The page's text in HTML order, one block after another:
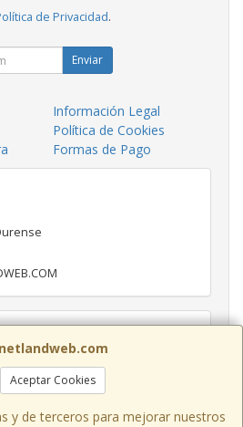
Aceptar Cookies
y de terceros para mejorar nuestros
de Privacidad.
Enviar
Información Legal
Política de Cookies
Formas de Pago